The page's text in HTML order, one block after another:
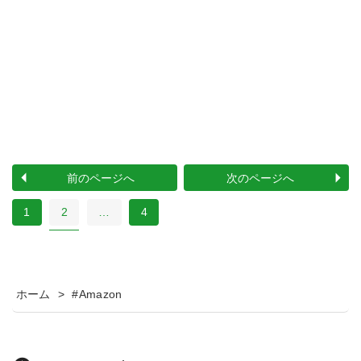
前のページへ 次のページへ
1 2 … 4
ホーム > #Amazon